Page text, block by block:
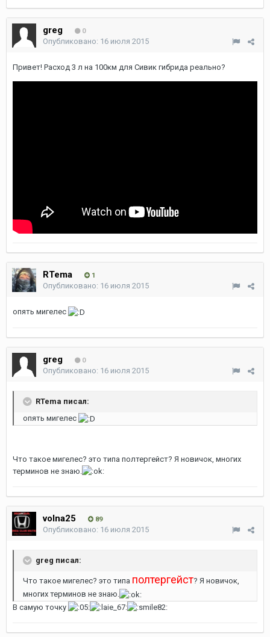
greg 0
Опубликовано: 16 июля 2015
Привет! Расход 3 л на 100км для Сивик гибрида реально?
RTema 1
Опубликовано: 16 июля 2015
опять мигелес
greg 0
Опубликовано: 16 июля 2015
RTema писал:
опять мигелес
Что такое мигелес? это типа полтергейст? Я новичок, многих
терминов не знаю.
volna25 89
Опубликовано: 16 июля 2015
greg писал:
Что такое мигелес? это типа полтергейст? Я новичок,
многих терминов не знаю.
В самую точку